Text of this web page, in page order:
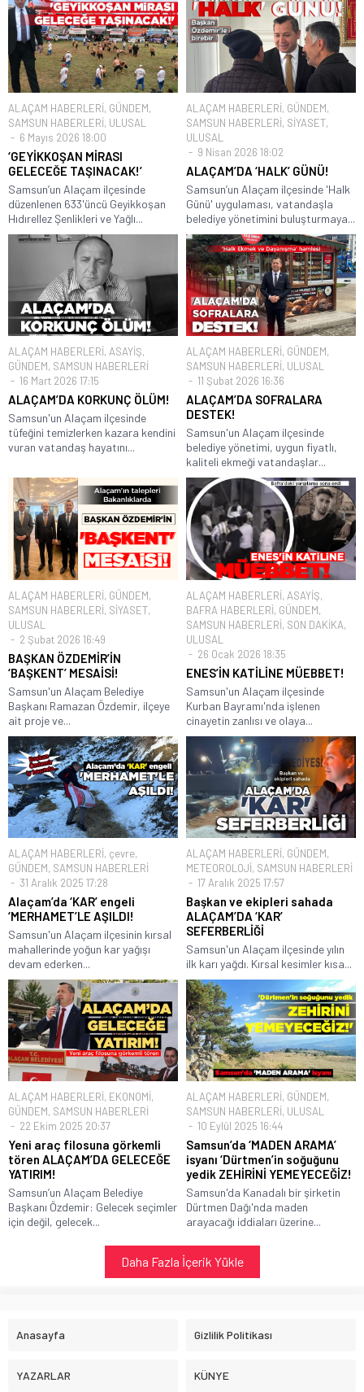
ALAÇAM HABERLERİ, GÜNDEM,
SAMSUN HABERLERİ, ULUSAL
6 Mayıs 2026 18:00
‘GEYİKKOŞAN MİRASI
GELECEĞE TAŞINACAK!’
Samsun’un Alaçam ilçesinde
düzenlenen 633'üncü Geyikkoşan
Hıdırellez Şenlikleri ve Yağlı...
ALAÇAM HABERLERİ, GÜNDEM,
SAMSUN HABERLERİ, SİYASET,
ULUSAL
9 Nisan 2026 18:02
ALAÇAM’DA ‘HALK’ GÜNÜ!
Samsun’un Alaçam ilçesinde 'Halk
Günü' uygulaması, vatandaşla
belediye yönetimini buluşturmaya...
ALAÇAM HABERLERİ, ASAYİŞ,
GÜNDEM, SAMSUN HABERLERİ
16 Mart 2026 17:15
ALAÇAM’DA KORKUNÇ ÖLÜM!
Samsun'un Alaçam ilçesinde
tüfeğini temizlerken kazara kendini
vuran vatandaş hayatını...
ALAÇAM HABERLERİ, GÜNDEM,
SAMSUN HABERLERİ, ULUSAL
11 Şubat 2026 16:36
ALAÇAM’DA SOFRALARA
DESTEK!
Samsun'un Alaçam ilçesinde
belediye yönetimi, uygun fiyatlı,
kaliteli ekmeği vatandaşlar...
ALAÇAM HABERLERİ, GÜNDEM,
SAMSUN HABERLERİ, SİYASET,
ULUSAL
2 Şubat 2026 16:49
BAŞKAN ÖZDEMİR’İN
‘BAŞKENT’ MESAİSİ!
Samsun'un Alaçam Belediye
Başkanı Ramazan Özdemir, ilçeye
ait proje ve...
ALAÇAM HABERLERİ, ASAYİŞ,
BAFRA HABERLERİ, GÜNDEM,
SAMSUN HABERLERİ, SON DAKİKA,
ULUSAL
26 Ocak 2026 18:35
ENES’İN KATİLİNE MÜEBBET!
Samsun'un Alaçam ilçesinde
Kurban Bayramı'nda işlenen
cinayetin zanlısı ve olaya...
ALAÇAM HABERLERİ, çevre,
GÜNDEM, SAMSUN HABERLERİ
31 Aralık 2025 17:28
Alaçam’da ‘KAR’ engeli
‘MERHAMET’LE AŞILDI!
Samsun'un Alaçam ilçesinin kırsal
mahallerinde yoğun kar yağışı
devam ederken...
ALAÇAM HABERLERİ, GÜNDEM,
METEOROLOJİ, SAMSUN HABERLERİ
17 Aralık 2025 17:57
Başkan ve ekipleri sahada
ALAÇAM’DA ‘KAR’
SEFERBERLİĞİ
Samsun'un Alaçam ilçesinde yılın
ilk karı yağdı. Kırsal kesimler kısa...
ALAÇAM HABERLERİ, EKONOMİ,
GÜNDEM, SAMSUN HABERLERİ
22 Ekim 2025 20:37
Yeni araç filosuna görkemli
tören ALAÇAM’DA GELECEĞE
YATIRIM!
Samsun’un Alaçam Belediye
Başkanı Özdemir: Gelecek seçimler
için değil, gelecek...
ALAÇAM HABERLERİ, GÜNDEM,
SAMSUN HABERLERİ, ULUSAL
10 Eylül 2025 16:44
Samsun’da ‘MADEN ARAMA’
isyanı ‘Dürtmen’in soğuğunu
yedik ZEHİRİNİ YEMEYECEĞİZ!
Samsun'da Kanadalı bir şirketin
Dürtmen Dağı'nda maden
arayacağı iddiaları üzerine...
Daha Fazla İçerik Yükle
Anasayfa Gizlilik Politikası
YAZARLAR KÜNYE